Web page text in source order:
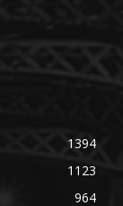
1394
1123
964